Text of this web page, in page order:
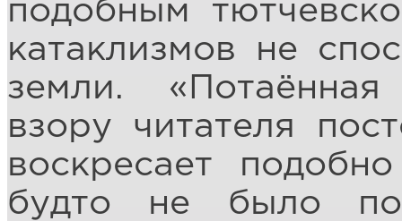
подобным
катаклизмов не
земли.
взору читателя
воскресает
будто не было